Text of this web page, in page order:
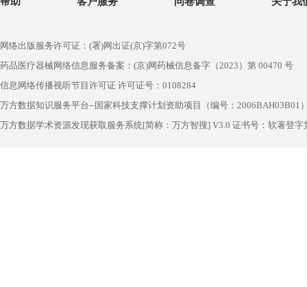
网络出版服务许可证：(署)网出证(京)字第072号
药品医疗器械网络信息服务备案：(京)网药械信息备字（2023）第 00470 号
信息网络传播视听节目许可证 许可证号：0108284
万方数据知识服务平台--国家科技支撑计划资助项目（编号：2006BAH03B01
万方数据学术资源发现获取服务系统[简称：万方智搜] V3.0 证书号：软著登字